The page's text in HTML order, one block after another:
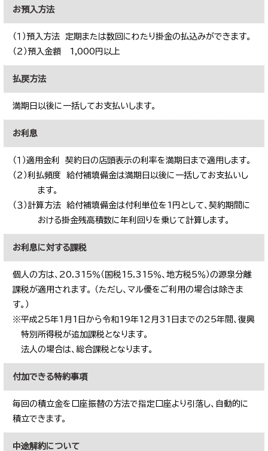
お預入方法
（１）預入方法 定期または数回にわたり掛金の払込みができます。
（２）預入金額 1,000円以上
払戻方法
満期日以後に一括してお支払いします。
お利息
（１）適用金利 契約日の店頭表示の利率を満期日まで適用します。
（２）利払頻度 給付補填備金は満期日以後に一括してお支払いし
ます。
（３）計算方法 給付補填備金は付利単位を1円として、契約期間に
おける掛金残高積数に年利回りを乗じて計算します。
お利息に対する課税
個人の方は、20.315％（国税15.315％、地方税5％）の源泉分離
課税が適用されます。 （ただし、マル優をご利用の場合は除きま
す。）
※平成25年1月1日から令和19年12月31日までの25年間、復興
特別所得税が追加課税となります。
法人の場合は、総合課税となります。
付加できる特約事項
毎回の積立金を口座振替の方法で指定口座より引落し、自動的に
積立できます。
中途解約について